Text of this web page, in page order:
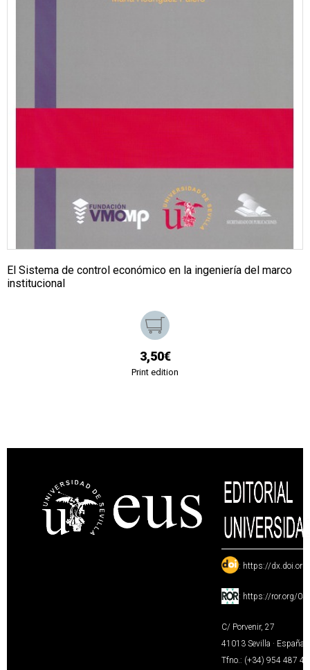
El Sistema de control económico en la ingeniería del marco
institucional
3,50€
Print edition
: https://
: https://ror.org/
C/ Porvenir, 27
41013 Sevilla · España
Tfno.: (+34) 954 487